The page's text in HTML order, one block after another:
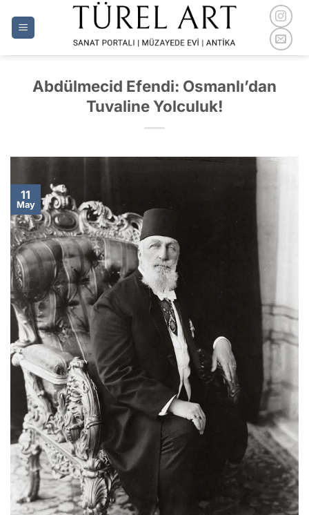
Abdülmecid Efendi: Osmanlı’dan
Tuvaline Yolculuk!
11
May